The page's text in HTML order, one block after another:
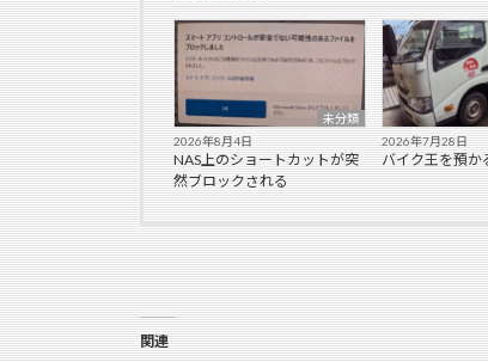
未分類
2026年8月4日
NAS上のショートカットが突
然ブロックされる
2026年7月28日
バイク王を預か
関連